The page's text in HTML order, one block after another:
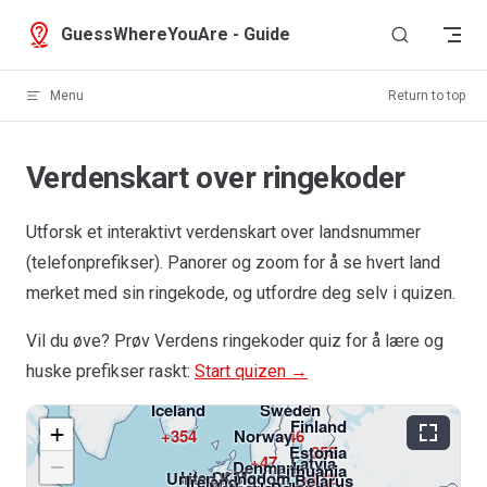
Skip to content
GuessWhereYouAre - Guide
Menu Return to top
Verdenskart over ringekoder
Utforsk et interaktivt verdenskart over landsnummer
(telefonprefikser). Panorer og zoom for å se hvert land
merket med sin ringekode, og utfordre deg selv i quizen.
Vil du øve? Prøv Verdens ringekoder quiz for å lære og
huske prefikser raskt: Start quizen →
+299
Ireland
Isle Of Man
United Kingdom
Iceland
+354
Denmark
Norway
+47
Sweden
+46
Belarus
Estonia
+372
Finland
+358
Latvia
Lithuania
+
−